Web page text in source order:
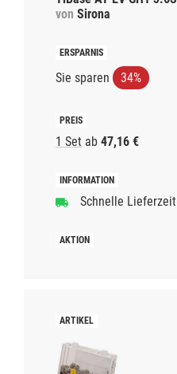
von Sirona
Sie sparen 34%
1 Set ab 47,16 €
Schnelle Lieferzeit